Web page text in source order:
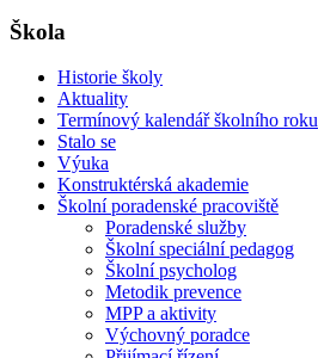
Škola
Historie školy
Aktuality
Termínový kalendář školního roku
Stalo se
Výuka
Konstruktérská akademie
Školní poradenské pracoviště
Poradenské služby
Školní speciální pedagog
Školní psycholog
Metodik prevence
MPP a aktivity
Výchovný poradce